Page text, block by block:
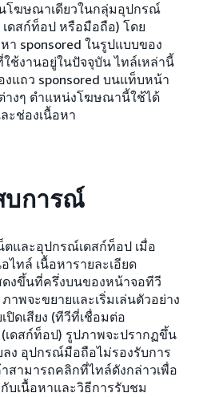
โฆษณาเดียวในกลุ่มอุปกรณ์
ดสก์ท็อป หรือมือถือ) โดย
า sponsored ในรูปแบบของ
ช้งานอยู่ในปัจจุบัน ไทล์เหล่านี้
แถว sponsored บนแท็บหน้า
างๆ ตำแหน่งโฆษณานี้ใช้ได้
ะช่องเนื้อหา
บการณ์
และอุปกรณ์เดสก์ท็อป เมื่อ
ไทล์ เนื้อหารายละเอียด
งขึ้นที่ครึ่งบนของหน้าจอทีวี
าพจะขยายและเริ่มเล่นตัวอย่าง
ปิดเสียง (ทีวีที่เชื่อมต่อ
(เดสก์ท็อป) รูปภาพจะปรากฏขึ้น
ลง อุปกรณ์มือถือไม่รองรับการ
สามารถคลิกที่ไทล์ดังกล่าวเพื่อ
กับเนื้อหาและวิธีการรับชม